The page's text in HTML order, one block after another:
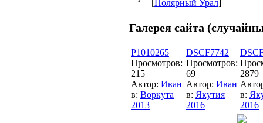
[Полярный Урал]
Галерея сайта
P1010265
Просмотров:
215
Автор: Иван
в: Воркута
2013
DSCF7742
Просмотров:
69
Автор: Иван
в: Якутия
2016
2879
в:
2016